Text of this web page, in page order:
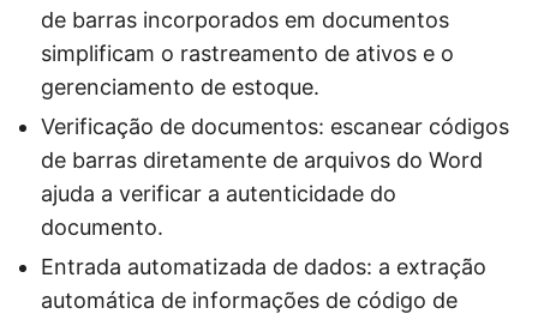
de barras incorporados em documentos
simplificam o rastreamento de ativos e o
gerenciamento de estoque.
Verificação de documentos: escanear códigos
de barras diretamente de arquivos do Word
ajuda a verificar a autenticidade do
documento.
Entrada automatizada de dados: a extração
automática de informações de código de